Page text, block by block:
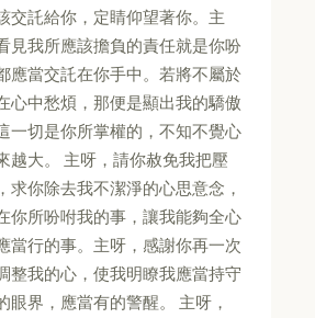
交託給你，定睛仰望著你。主
見我所應該擔負的責任就是你吩
應當交託在你手中。若將不屬於
心中愁煩，那便是顯出我的驕傲
一切是你所掌權的，不知不覺心
越大。 主呀，請你赦免我把壓
求你除去我不潔淨的心思意念，
你所吩咐我的事，讓我能夠全心
當行的事。主呀，感謝你再一次
整我的心，使我明瞭我應當持守
眼界，應當有的警醒。 主呀，